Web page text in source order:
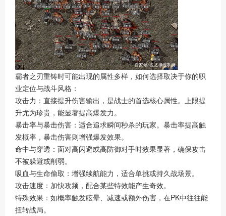
霸者之刃重铸时可能出现的属性多样，如何选择取决于你的职
业定位与战斗风格：
攻击力：直接提升伤害输出，是战士的首选核心属性。上限提
升尤为珍贵，能显著提高爆发力。
暴击率与暴击伤害：适合追求瞬间秒杀的玩家。暴击率提高触
发概率，暴击伤害则增强爆发效果。
命中与穿透：面对高闪避或高防御对手时效果显著，确保攻击
不被躲避或削弱。
吸血与生命偷取：增强续航能力，适合单挑或持久战场景。
攻击速度：加快攻频，配合某些特效能产生奇效。
特殊效果：如概率触发眩晕、减速或额外伤害，在PK中往往能
扭转战局。